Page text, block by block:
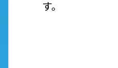
す。